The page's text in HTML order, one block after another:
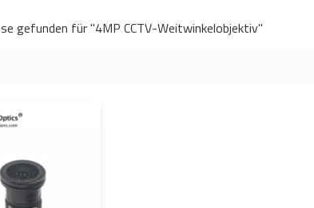
gefunden für "4MP CCTV-Weitwinkelobjektiv"